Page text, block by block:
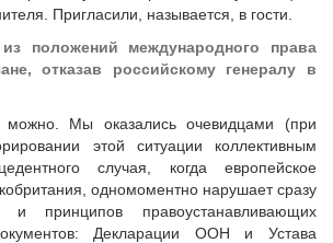
Пригласили, называется, в гости.
положений международного права
отказав российскому генералу в
Мы оказались очевидцами (при
этой ситуации коллективным
случая, когда европейское
одномоментно нарушает сразу
и принципов правоустанавливающих
Декларации ООН и Устава